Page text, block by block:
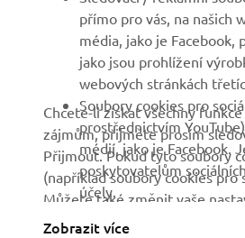
Brochures
Práce v Yamaha
Stát se prodejcem
Politika lidských práv
Základní politika
udržitelnosti
Kanál pro oznamovatele
přímo pro vás, na našich
média, jako je Facebook,
jako jsou prohlížení
webových stránkách
Soubory cookies pro
prostřednictvím
médií, jako je Facebook.
poskytovatelům
účely.
Chcete-li získat všechny
zájmům, přijměte prosím
Přijmout. Pokud tyto soubory
(například soubory cookies
Můžete také změnit vaše
cookies . Přečtěte si prosím
Zobrazit více